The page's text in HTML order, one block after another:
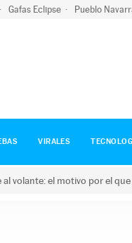
Gafas Eclipse Pueblo
VIRALES
al volante: el motivo por el